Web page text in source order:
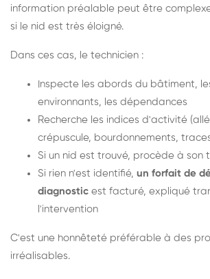
information préalable peut être
si le nid est très éloigné.
Dans ces cas, le technicien :
Inspecte les abords du bâtiment,
environnants, les dépendances
Recherche les indices d'activité
crépuscule, bourdonnements,
Si un nid est trouvé, procède à son
Si rien n'est identifié, un forfait de
diagnostic est facturé, expliqué
l'intervention
C'est une honnêteté préférable à des
irréalisables.